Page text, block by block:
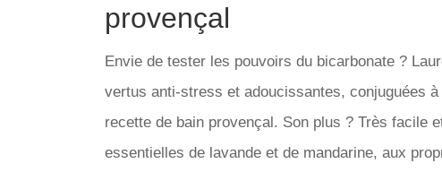
provençal
Envie de tester les pouvoirs du bicarbonate ?
vertus anti-stress et adoucissantes, conjuguées
recette de bain provençal. Son plus ? Très facile
essentielles de lavande et de mandarine, aux